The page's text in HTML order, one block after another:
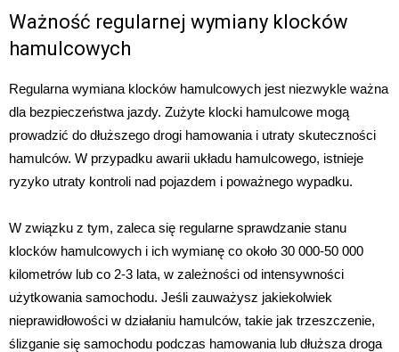
Ważność regularnej wymiany klocków
hamulcowych
Regularna wymiana klocków hamulcowych jest niezwykle ważna
dla bezpieczeństwa jazdy. Zużyte klocki hamulcowe mogą
prowadzić do dłuższego drogi hamowania i utraty skuteczności
hamulców. W przypadku awarii układu hamulcowego, istnieje
ryzyko utraty kontroli nad pojazdem i poważnego wypadku.
W związku z tym, zaleca się regularne sprawdzanie stanu
klocków hamulcowych i ich wymianę co około 30 000-50 000
kilometrów lub co 2-3 lata, w zależności od intensywności
użytkowania samochodu. Jeśli zauważysz jakiekolwiek
nieprawidłowości w działaniu hamulców, takie jak trzeszczenie,
ślizganie się samochodu podczas hamowania lub dłuższa droga